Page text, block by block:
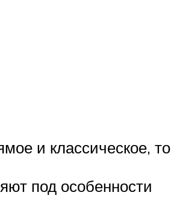
и классическое, то
под особенности